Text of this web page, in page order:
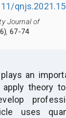
Journal of
,67-74
an
theory
uses